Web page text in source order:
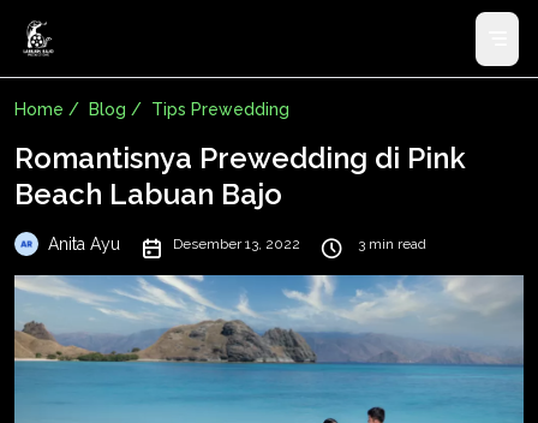
Home / Blog / Tips Prewedding
Romantisnya Prewedding di Pink
Beach Labuan Bajo
Anita Ayu Desember 13, 2022 3 min read